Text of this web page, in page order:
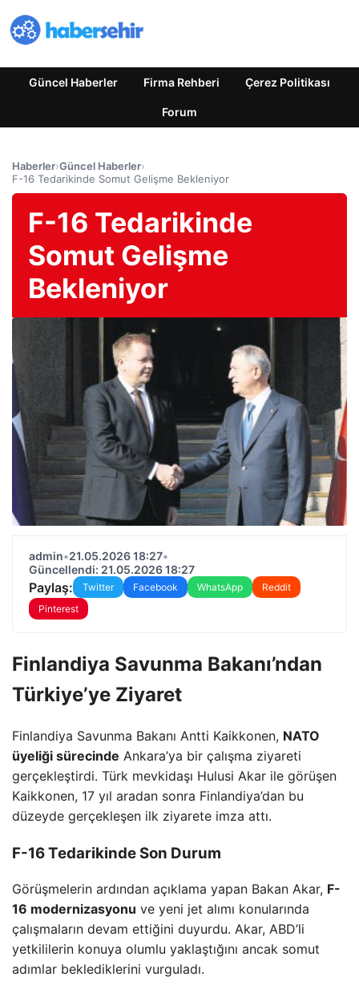
Güncel Haberler Firma Rehberi Çerez Politikası
Forum
Haberler›Güncel Haberler›
F-16 Tedarikinde Somut Gelişme Bekleniyor
F-16 Tedarikinde
Somut Gelişme
Bekleniyor
admin•21.05.2026 18:27•
Güncellendi: 21.05.2026 18:27
Paylaş: Twitter Facebook WhatsApp
Reddit
Pinterest
Finlandiya Savunma Bakanı’ndan
Türkiye’ye Ziyaret
Finlandiya Savunma Bakanı Antti Kaikkonen, NATO
üyeliği sürecinde Ankara’ya bir çalışma ziyareti
gerçekleştirdi. Türk mevkidaşı Hulusi Akar ile görüşen
Kaikkonen, 17 yıl aradan sonra Finlandiya’dan bu
düzeyde gerçekleşen ilk ziyarete imza attı.
F-16 Tedarikinde Son Durum
Görüşmelerin ardından açıklama yapan Bakan Akar, F-
16 modernizasyonu ve yeni jet alımı konularında
çalışmaların devam ettiğini duyurdu. Akar, ABD’li
yetkililerin konuya olumlu yaklaştığını ancak somut
adımlar beklediklerini vurguladı.